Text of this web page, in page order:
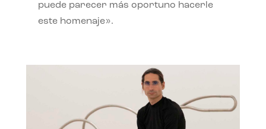
puede parecer más oportuno hacerle
este homenaje».